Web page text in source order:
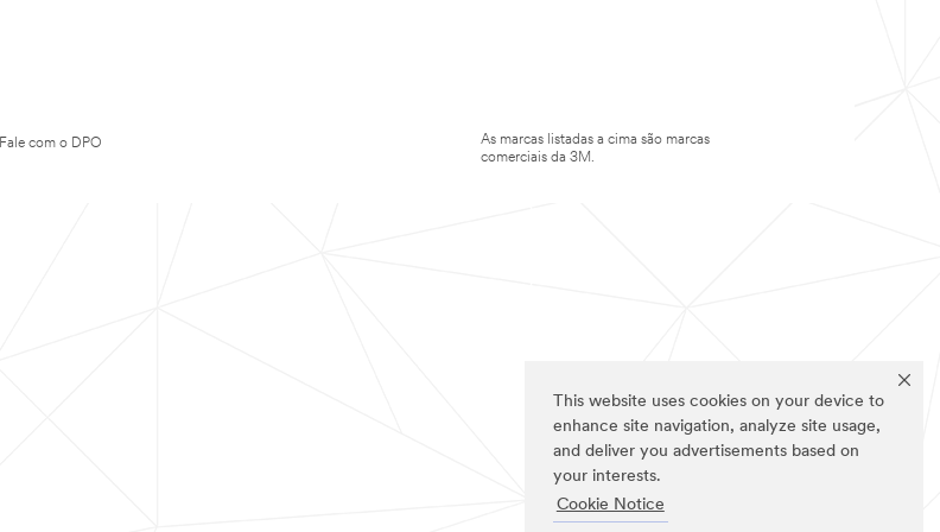
This website uses cookies on your device to
enhance site navigation, analyze site usage,
and deliver you advertisements based on
your interests.
Cookie Notice
Fale com o DPO
As marcas listadas a cima são marcas
comerciais da 3M.